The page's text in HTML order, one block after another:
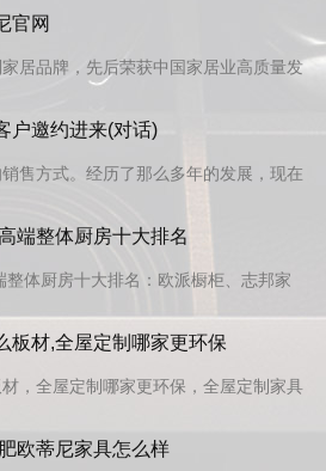
官网
居品牌，先后荣获中国家居业高质量发
户邀约进来(对话)
售方式。经历了那么多年的发展，现在
端整体厨房十大排名
体厨房十大排名：欧派橱柜、志邦家
板材,全屋定制哪家更环保
，全屋定制哪家更环保，全屋定制家具
欧蒂尼家具怎么样